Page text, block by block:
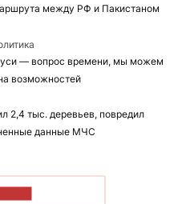
между РФ и Пакистаном
— вопрос времени, мы можем
возможностей
2,4 тыс. деревьев, повредил
данные МЧС